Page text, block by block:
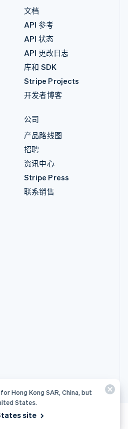
文档
API 参考
API 状态
API 更改日志
库和 SDK
Stripe Projects
开发者博客
公司
产品路线图
招聘
资讯中心
Stripe Press
联系销售
Hong Kong SAR, China, but
States.
site